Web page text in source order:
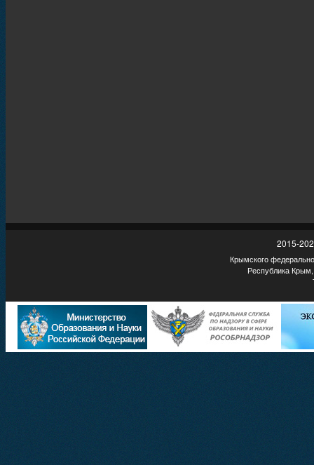
2015-
Крымского
Республика